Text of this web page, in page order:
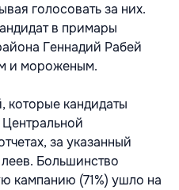
голосовать за них.
в примары
Геннадий Рабей
и мороженым.
которые кандидаты
за указанный
Большинство
кампанию (71%) ушло на